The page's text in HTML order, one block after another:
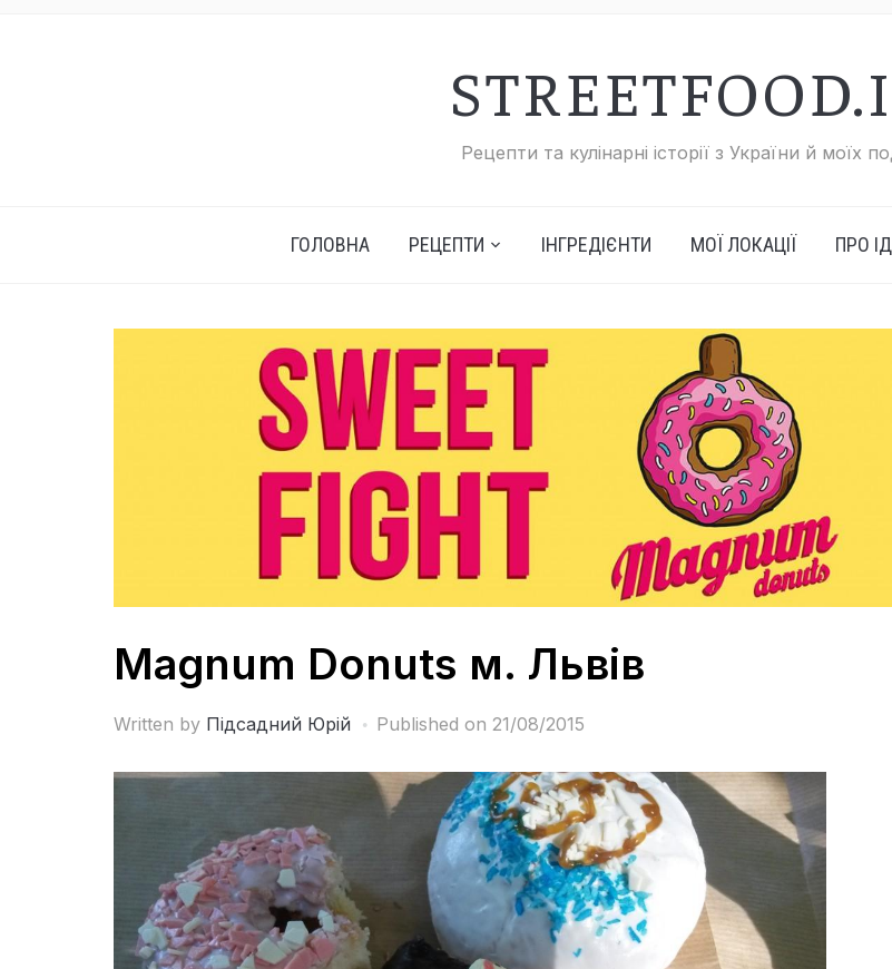
Рецепти та кулінарні історії з України й моїх
ГОЛОВНА РЕЦЕПТИ ІНГРЕДІЄНТИ МОЇ ЛОКАЦІЇ ПРО
Magnum Donuts м. Львів
Written by Підсадний Юрій Published on 21/08/2015